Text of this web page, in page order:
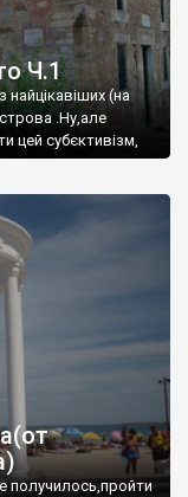
Ч.1
(на
.Ну,але
цей субєктивізм,
получилось,пройти